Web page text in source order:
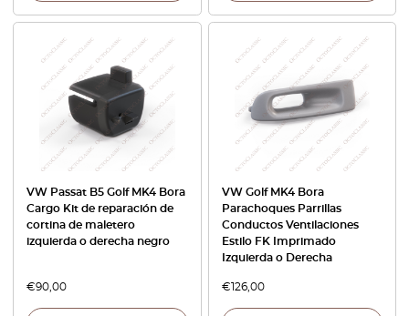
VW Passat B5 Golf MK4 Bora
Cargo Kit de reparación de
cortina de maletero
izquierda o derecha negro
€90,00
VW Golf MK4 Bora
Parachoques Parrillas
Conductos Ventilaciones
Estilo FK Imprimado
Izquierda o Derecha
€126,00